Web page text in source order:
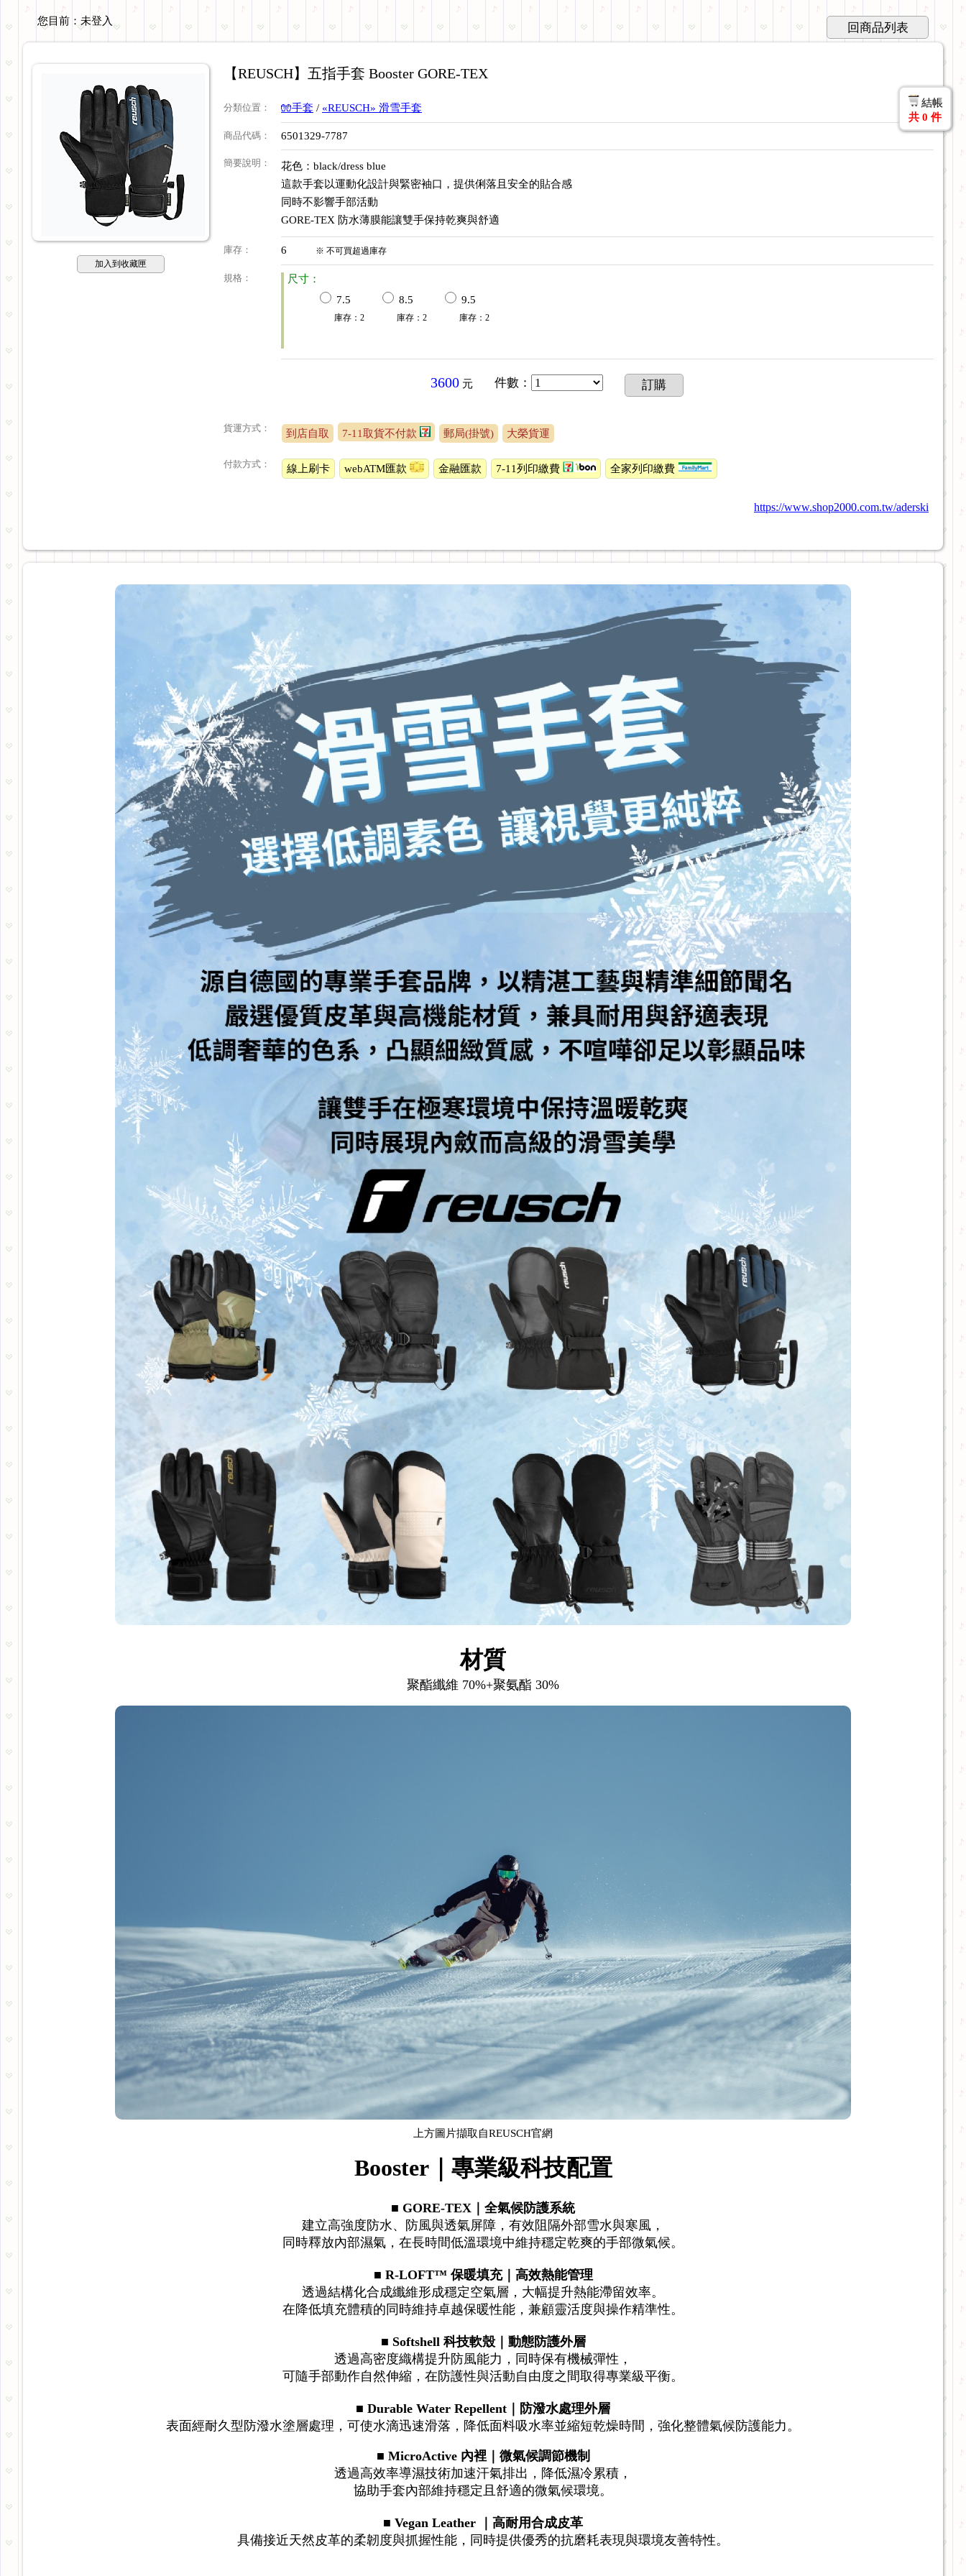
您目前： 未登入 回商品列表
加入到收藏匣
【REUSCH】五指手套 Booster GORE-TEX
分類位置 ： 🧤手套 / «REUSCH» 滑雪手套
商品代碼 ： 6501329-7787
簡要說明 ：
花色：black/dress blue
這款手套以運動化設計與緊密袖口，提供俐落且安全的貼合感
同時不影響手部活動
GORE-TEX 防水薄膜能讓雙手保持乾爽與舒適
庫存 ： 6 ※ 不可買超過庫存
規格 ：
尺寸：
7.5
庫存 ： 2
8.5
庫存 ： 2
9.5
庫存 ： 2
3600 元 件數 ： 訂購
貨運方式： 到店自取 7-11取貨不付款 郵局(掛號) 大榮貨運
付款方式： 線上刷卡 webATM匯款 金融匯款 7-11列印繳費 全家列印繳費
https://www.shop2000.com.tw/aderski
結帳
共 0 件
材質
聚酯纖維 70%+聚氨酯 30%
上方圖片擷取自REUSCH官網
Booster｜專業級科技配置
■ GORE-TEX｜全氣候防護系統
建立高強度防水、防風與透氣屏障，有效阻隔外部雪水與寒風，
同時釋放內部濕氣，在長時間低溫環境中維持穩定乾爽的手部微氣候。
■ R-LOFT™ 保暖填充｜高效熱能管理
透過結構化合成纖維形成穩定空氣層，大幅提升熱能滯留效率。
在降低填充體積的同時維持卓越保暖性能，兼顧靈活度與操作精準性。
■ Softshell 科技軟殼｜動態防護外層
透過高密度織構提升防風能力，同時保有機械彈性，
可隨手部動作自然伸縮，在防護性與活動自由度之間取得專業級平衡。
■ Durable Water Repellent
防潑水處理外層
表面經耐久型防潑水塗層處理，可使水滴迅速滑落，降低面料吸水率並縮短乾燥時間，強化整體氣候防護能力。
■ MicroActive 內裡｜微氣候調節機制
透過高效率導濕技術加速汗氣排出，降低濕冷累積，
協助手套內部維持穩定且舒適的微氣候環境。
■ Vegan Leather
高耐用合成皮革
具備接近天然皮革的柔韌度與抓握性能，同時提供優秀的抗磨耗表現與環境友善特性。